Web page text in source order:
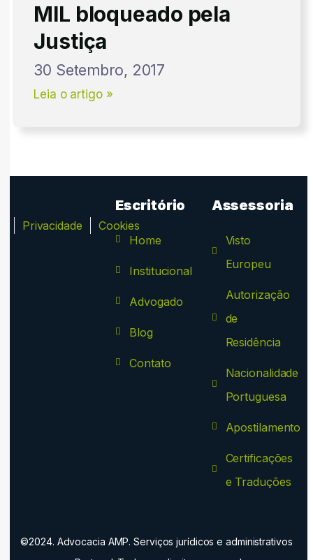
MIL bloqueado pela
Justiça
30 Setembro, 2017
Leia o artigo »
Privacidade Cookies
Escritório
Home
Institucional
Advogado
Blog
Contato
Assessoria
Visto
Europeu
Autorização
de
Residência
Nacionalidade
Portuguesa
Apostilamento
Certificações
e Traduções
©2024. Advocacia AMP. Serviços jurídicos e administrativos